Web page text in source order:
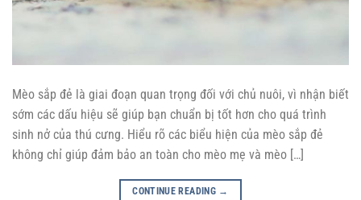
Mèo sắp đẻ là giai đoạn quan trọng đối với chủ nuôi, vì nhận biết
sớm các dấu hiệu sẽ giúp bạn chuẩn bị tốt hơn cho quá trình
sinh nở của thú cưng. Hiểu rõ các biểu hiện của mèo sắp đẻ
không chỉ giúp đảm bảo an toàn cho mèo mẹ và mèo […]
CONTINUE READING →